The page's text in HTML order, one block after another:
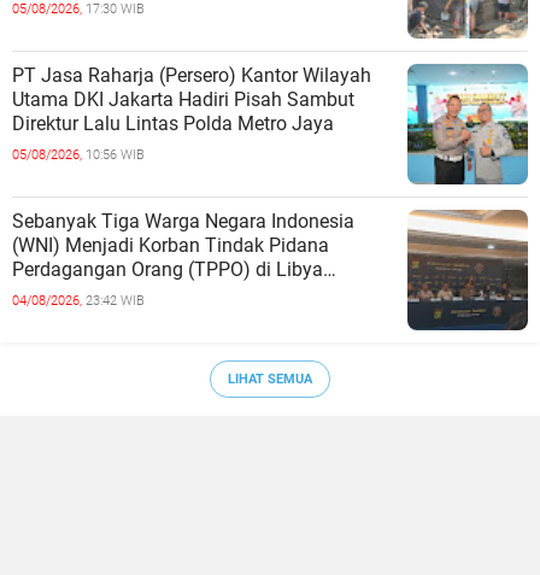
05/08/2026, 17:30 WIB
PT Jasa Raharja (Persero) Kantor Wilayah
Utama DKI Jakarta Hadiri Pisah Sambut
Direktur Lalu Lintas Polda Metro Jaya
05/08/2026, 10:56 WIB
Sebanyak Tiga Warga Negara Indonesia
(WNI) Menjadi Korban Tindak Pidana
Perdagangan Orang (TPPO) di Libya
Berhasil Dipulangkan Ke - Indonesia. Mereka
04/08/2026, 23:42 WIB
LIHAT SEMUA